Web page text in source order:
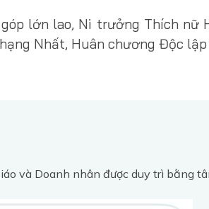
lớn lao, Ni trưởng Thích nữ
Nhất, Huân chương Độc
và Doanh nhân được duy trì bằng